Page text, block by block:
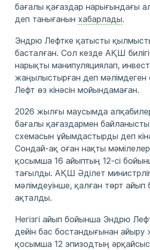
бағалы қағаздар нарығындағы
деп танығанын хабарлады.
Эндрю Лефтке қатысты
басталған. Сол кезде АҚШ
нарықты манипуляциялап,
жаңылыстырған деп мәлімдеген
Лефт өз кінәсін мойындамаған.
2026 жылғы маусымда
бағалы қағаздармен
схемасын ұйымдастырды деп
Сондай-ақ оған нақты
қосымша 16 айыптың 12-сі
тағылды. АҚШ Әділет
мәлімдеуінше, қалған төрт
ақталды.
Негізгі айып бойынша Эндрю
дейін бас бостандығынан айыру
қосымша 12 эпизодтың